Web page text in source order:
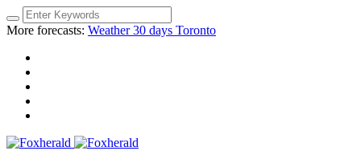
More forecasts: Weather 30 days Toronto